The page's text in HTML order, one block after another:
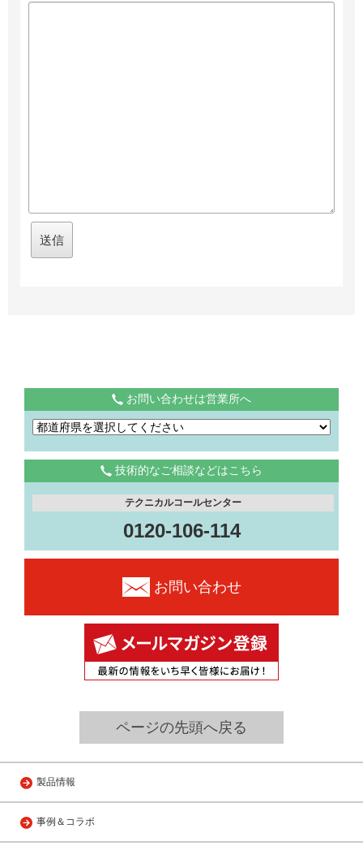
お問い合わせは営業所へ
技術的なご相談などはこちら
テクニカルコールセンター
0120-106-114
お問い合わせ
ページの先頭へ戻る
製品情報
事例＆コラボ